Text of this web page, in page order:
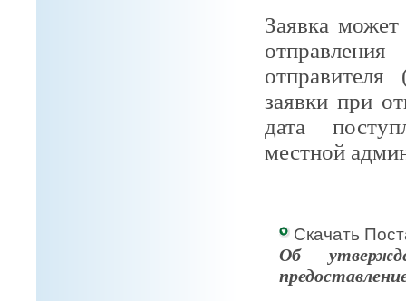
Заявка
отправления
заявки при
дата
местной
Скачать
Об